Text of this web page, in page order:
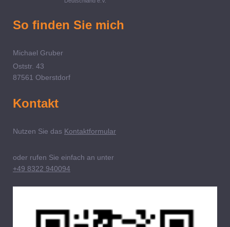
So finden Sie mich
Michael Gruber
Oststr. 43
87561 Oberstdorf
Kontakt
Nutzen Sie das Kontaktformular
oder rufen Sie einfach an unter
+49 8322 940094